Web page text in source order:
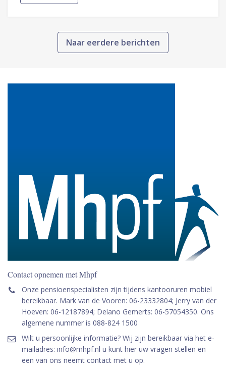
Naar eerdere berichten
Contact opnemen met Mhpf
Onze pensioenspecialisten zijn tijdens kantooruren mobiel
bereikbaar. Mark van de Vooren: 06-23332804; Jerry van der
Hoeven: 06-12187894; Delano Gemerts: 06-57054350. Ons
algemene nummer is 088-824 1500
Wilt u persoonlijke informatie? Wij zijn bereikbaar via het e-
mailadres: info@mhpf.nl u kunt hier uw vragen stellen en
een van ons neemt contact met u op.